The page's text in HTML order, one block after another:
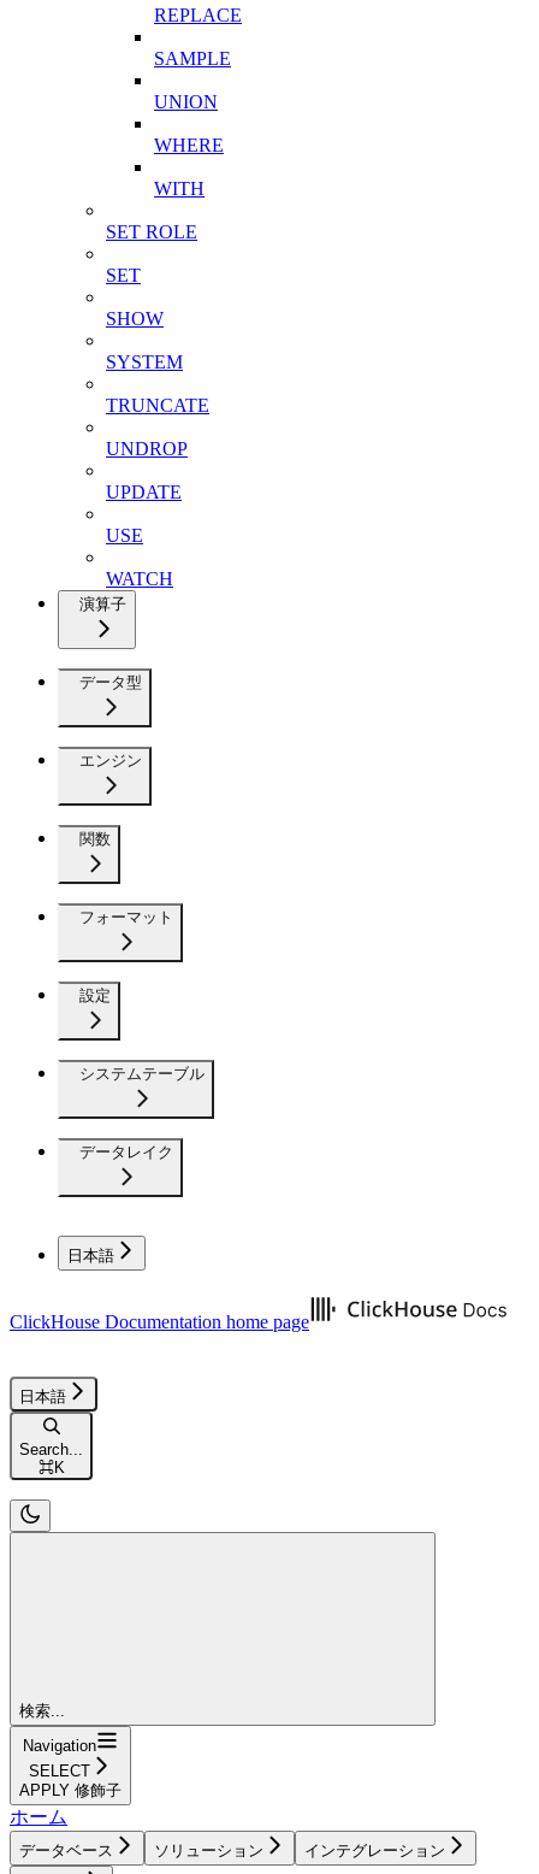
REPLACE
SAMPLE
UNION
WHERE
WITH
SET ROLE
SET
SHOW
SYSTEM
TRUNCATE
UNDROP
UPDATE
USE
WATCH
演算子
データ型
エンジン
関数
フォーマット
設定
システムテーブル
データレイク
日本語
ClickHouse Documentation home page
日本語
Search...
⌘K
検索...
Navigation
SELECT
APPLY 修飾子
ホーム
データベース ソリューション
インテグレーション